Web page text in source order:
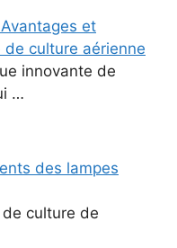
Avantages et
de culture aérienne
innovante de
…
des lampes
de culture de